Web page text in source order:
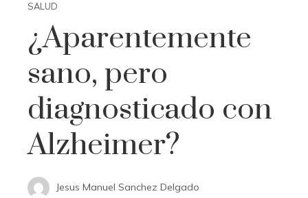
SALUD
¿Aparentemente
sano, pero
diagnosticado con
Alzheimer?
Jesus Manuel Sanchez Delgado